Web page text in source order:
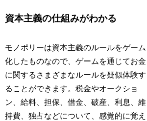
資本主義の仕組みがわかる
モノポリーは資本主義のルールをゲーム
化したものなので、ゲームを通じてお金
に関するさまざまなルールを疑似体験す
ることができます。税金やオークショ
ン、給料、担保、借金、破産、利息、維
持費、独占などについて、感覚的に覚え